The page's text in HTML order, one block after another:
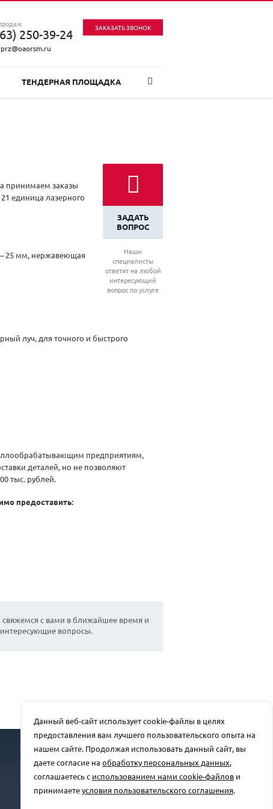
ЗАКАЗАТЬ ЗВОНОК
250-39-24
ТЕНДЕРНАЯ ПЛОЩАДКА
ЗАДАТЬ
ВОПРОС
Наши
специалисты
ответят на любой
интересующий
вопрос по услуге
принимаем заказы
единица лазерного
– 25 мм, нержавеющая
луч, для точного и быстрого
предприятиям,
деталей, но не позволяют
тыс. рублей.
предоставить:
с вами в ближайшее время и
вопросы.
Отдел продаж
+7(863) 250-39-24
rprz@oaorsm.ru
Данный веб-сайт использует cookie-файлы в целях
предоставления вам лучшего пользовательского опыта на
нашем сайте. Продолжая использовать данный сайт, вы
даете согласие на обработку персональных данных,
соглашаетесь с использованием нами cookie-файлов и
принимаетеусловия пользовательского соглашения.